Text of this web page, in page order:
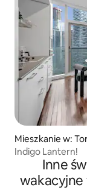
Mieszkanie w:
Indigo Lantern!
Inne
wakacyjne